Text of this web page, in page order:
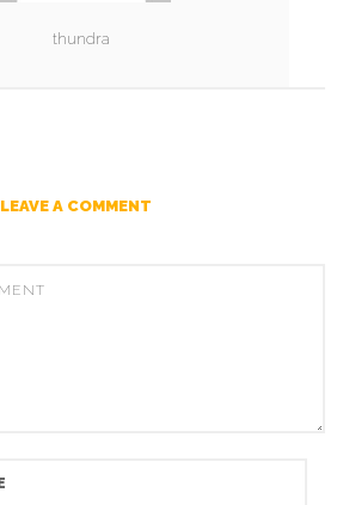
thundra
LEAVE A COMMENT